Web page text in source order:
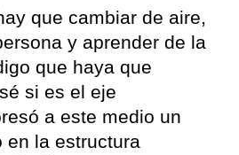
que cambiar de aire,
y aprender de la
que haya que
si es el eje
a este medio un
en la estructura